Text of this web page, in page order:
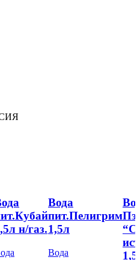
н/газ.
Вода
пит.Пелигрим
1,5л
Вода